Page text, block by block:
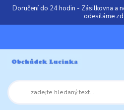
Doručení do 24 hodin - Zásilkovna a
odesíláme